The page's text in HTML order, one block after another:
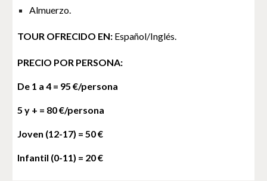
Almuerzo.
TOUR OFRECIDO EN: Español/Inglés.
PRECIO POR PERSONA:
De 1 a 4 = 95 €/persona
5 y + = 80 €/persona
Joven (12-17) = 50 €
Infantil (0-11) = 20 €